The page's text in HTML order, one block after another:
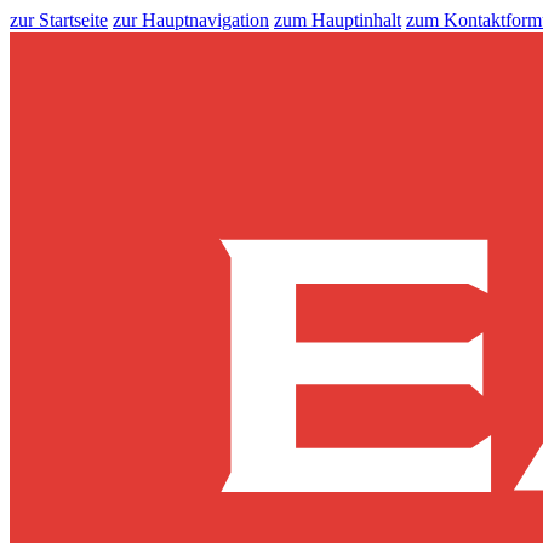
zur Startseite zur Hauptnavigation zum Hauptinhalt zum